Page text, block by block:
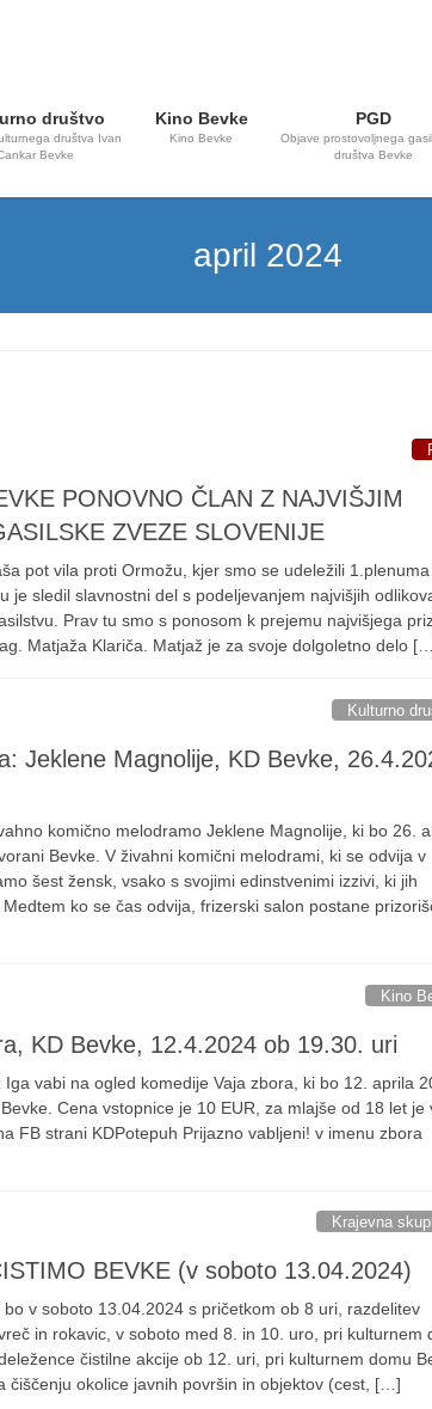
društvo
društva Ivan
Bevke
Kino Bevke
Kino Bevke
PGD
Objave prostovoljnega
društva Bevke
april 2024
PONOVNO ČLAN Z NAJVIŠJIM
ZVEZE SLOVENIJE
pot vila proti Ormožu, kjer smo se udeležili 1.plenuma
je sledil slavnostni del s podeljevanjem najvišjih
Prav tu smo s ponosom k prejemu najvišjega
Matjaža Klariča. Matjaž je za svoje dolgoletno delo
Kulturno
Jeklene Magnolije, KD Bevke,
komično melodramo Jeklene Magnolije, ki bo 26.
Bevke. V živahni komični melodrami, ki se odvija v
šest žensk, vsako s svojimi edinstvenimi izzivi, ki jih
ko se čas odvija, frizerski salon postane
Kino
KD Bevke, 12.4.2024 ob 19.30. uri
Iga vabi na ogled komedije Vaja zbora, ki bo 12. aprila
Cena vstopnice je 10 EUR, za mlajše od 18 let je
FB strani KDPotepuh Prijazno vabljeni! v imenu zbora
Krajevna
BEVKE (v soboto 13.04.2024)
v soboto 13.04.2024 s pričetkom ob 8 uri, razdelitev
in rokavic, v soboto med 8. in 10. uro, pri kulturnem
čistilne akcije ob 12. uri, pri kulturnem domu
čiščenju okolice javnih površin in objektov (cest, […]